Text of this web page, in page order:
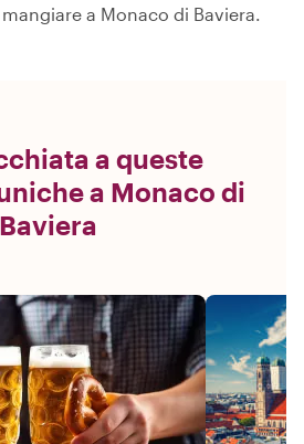
a Monaco di Baviera.
a queste
a Monaco di
Baviera